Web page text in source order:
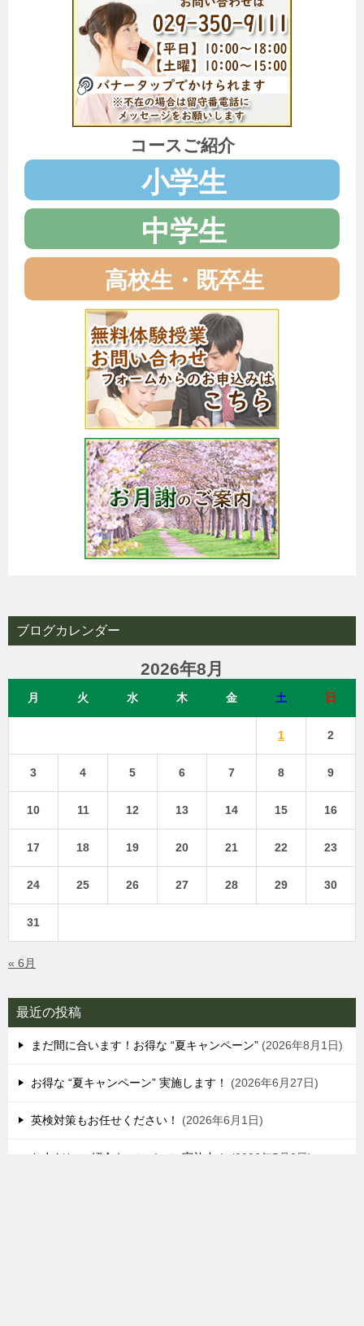
コースご紹介
小学生
中学生
高校生・既卒生
ブログカレンダー
2026年8月
月 火 水 木 金 土 日
1 2
3 4 5 6 7 8 9
10 11 12 13 14 15 16
17 18 19 20 21 22 23
24 25 26 27 28 29 30
31
« 6月
最近の投稿
まだ間に合います！お得な “夏キャンペーン” 2026年8月1日
お得な “夏キャンペーン” 実施します！ 2026年6月27日
英検対策もお任せください！ 2026年6月1日
お友だち ご紹介キャンペーン実施中！ 2026年5月2日